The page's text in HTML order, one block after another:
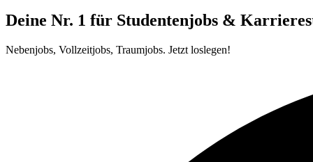
Deine Nr. 1 für Studentenjobs &
Nebenjobs, Vollzeitjobs, Traumjobs. Jetzt loslegen!